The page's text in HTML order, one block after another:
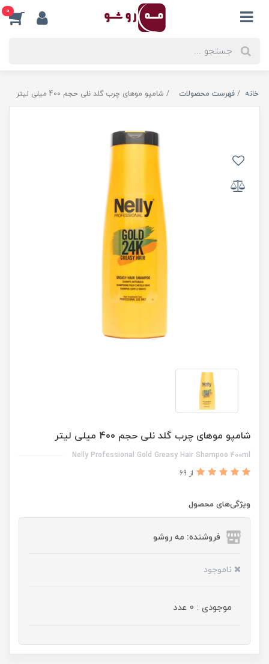
0
خانه فهرست محصولات شامپو موهای چرب گلد نلی حجم 400 میلی لیتر
شامپو موهای چرب گلد نلی حجم 400 میلی لیتر
Nelly Professional Gold Greasy Hair Shampoo 400ml
از 69
ویژگی‌های محصول
فروشنده: مه رو‌شو
ناموجود
موجودی : 0 عدد